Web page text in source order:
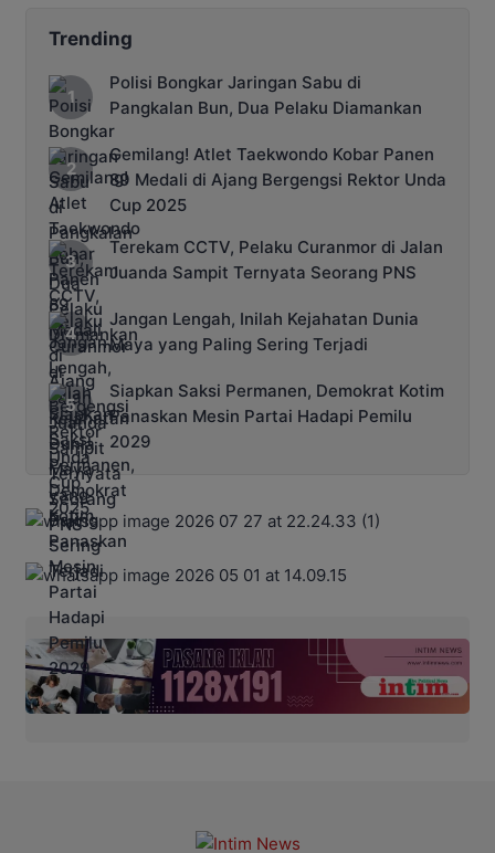
Trending
Polisi Bongkar Jaringan Sabu di
Pangkalan Bun, Dua Pelaku Diamankan
Gemilang! Atlet Taekwondo Kobar Panen
89 Medali di Ajang Bergengsi Rektor Unda
Cup 2025
Terekam CCTV, Pelaku Curanmor di Jalan
Juanda Sampit Ternyata Seorang PNS
Jangan Lengah, Inilah Kejahatan Dunia
Maya yang Paling Sering Terjadi
Siapkan Saksi Permanen, Demokrat Kotim
Panaskan Mesin Partai Hadapi Pemilu
2029